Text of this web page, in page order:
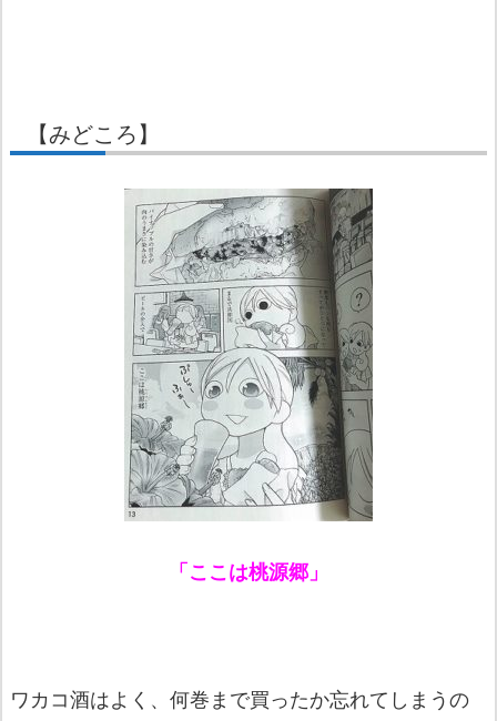
【みどころ】
「ここは桃源郷」
ワカコ酒はよく、何巻まで買ったか忘れてしまうの